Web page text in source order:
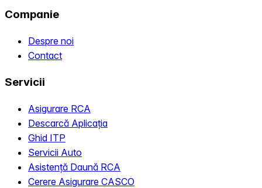
Companie
Despre noi
Contact
Servicii
Asigurare RCA
Descarcă Aplicația
Ghid ITP
Servicii Auto
Asistență Daună RCA
Cerere Asigurare CASCO